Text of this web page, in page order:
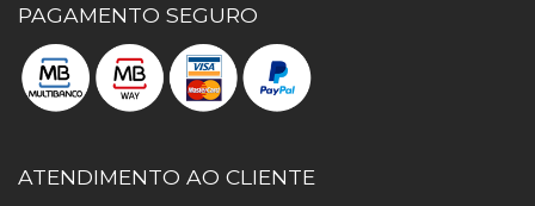
PAGAMENTO SEGURO
ATENDIMENTO AO CLIENTE